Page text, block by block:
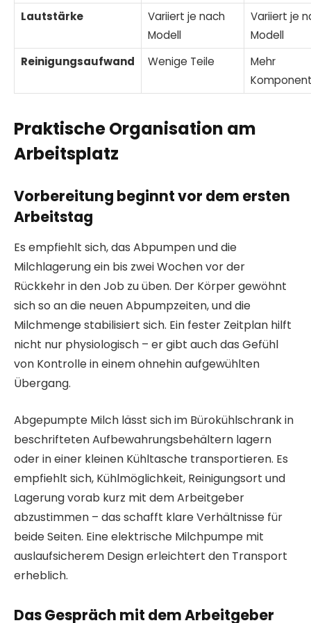
Lautstärke
Variiert je nach
Modell
Variiert je
Modell
Reinigungsaufwand
Wenige Teile
Mehr
Praktische Organisation am
Arbeitsplatz
Vorbereitung beginnt vor dem ersten
Arbeitstag
Es empfiehlt sich, das Abpumpen und die
Milchlagerung ein bis zwei Wochen vor der
Rückkehr in den Job zu üben. Der Körper gewöhnt
sich so an die neuen Abpumpzeiten, und die
Milchmenge stabilisiert sich. Ein fester Zeitplan hilft
nicht nur physiologisch – er gibt auch das Gefühl
von Kontrolle in einem ohnehin aufgewühlten
Übergang.
Abgepumpte Milch lässt sich im Bürokühlschrank in
beschrifteten Aufbewahrungsbehältern lagern
oder in einer kleinen Kühltasche transportieren. Es
empfiehlt sich, Kühlmöglichkeit, Reinigungsort und
Lagerung vorab kurz mit dem Arbeitgeber
abzustimmen – das schafft klare Verhältnisse für
beide Seiten. Eine elektrische Milchpumpe mit
auslaufsicherem Design erleichtert den Transport
erheblich.
Das Gespräch mit dem Arbeitgeber